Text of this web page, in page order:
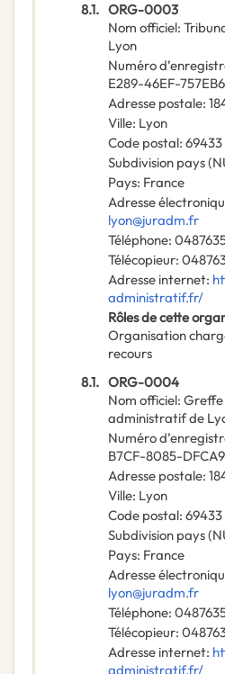
8.1. ORG-0003
Nom officiel:
Lyon
Numéro
E289-46EF-
Adresse postale:
Ville: Lyon
Code postal: 69433
Subdivision pays
Pays: France
Adresse
lyon@juradm.fr
Téléphone:
Télécopieur:
Adresse internet:
administratif.fr/
Rôles de cette
Organisation
recours
8.1. ORG-0004
Nom officiel: Greffe
administratif de
Numéro
B7CF-8085-
Adresse postale:
Ville: Lyon
Code postal: 69433
Subdivision pays
Pays: France
Adresse
lyon@juradm.fr
Téléphone:
Télécopieur:
Adresse internet:
administratif.fr/